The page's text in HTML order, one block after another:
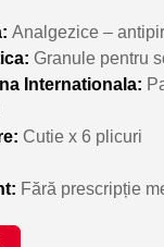
Analgezice –
Granule pentru
Internationala:
Cutie x 6 plicuri
Fără prescripție